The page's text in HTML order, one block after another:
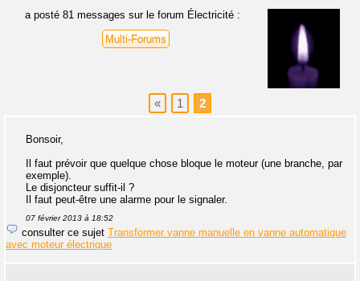
a posté 81 messages sur le forum Électricité :
Multi-Forums
« 1 2
Bonsoir,
Il faut prévoir que quelque chose bloque le moteur (une branche, par
exemple).
Le disjoncteur suffit-il ?
Il faut peut-être une alarme pour le signaler.
07 février 2013 à 18:52
consulter ce sujet Transformer vanne manuelle en vanne automatique
avec moteur électrique